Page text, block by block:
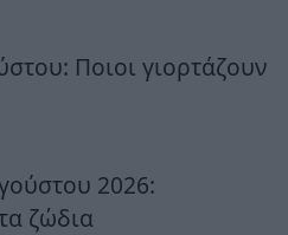
Ποιοι γιορτάζουν
2026:
ζώδια